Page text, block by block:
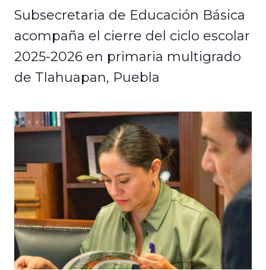
Subsecretaria de Educación Básica
acompaña el cierre del ciclo escolar
2025-2026 en primaria multigrado
de Tlahuapan, Puebla